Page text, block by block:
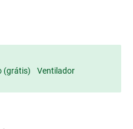
(grátis)
Ventilador